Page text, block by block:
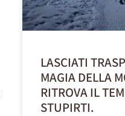
LASCIATI
MAGIA DELLA
RITROVA IL
STUPIRTI.